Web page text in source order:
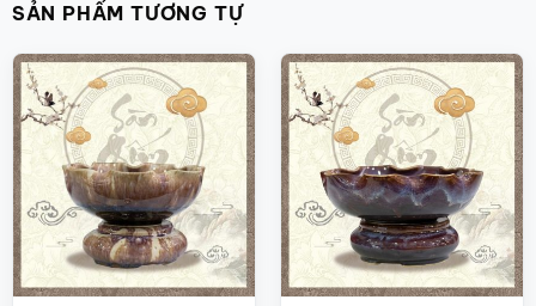
SẢN PHẨM TƯƠNG TỰ